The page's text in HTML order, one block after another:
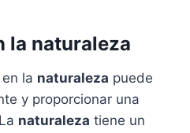
la naturaleza
la naturaleza puede
y proporcionar una
naturaleza tiene un